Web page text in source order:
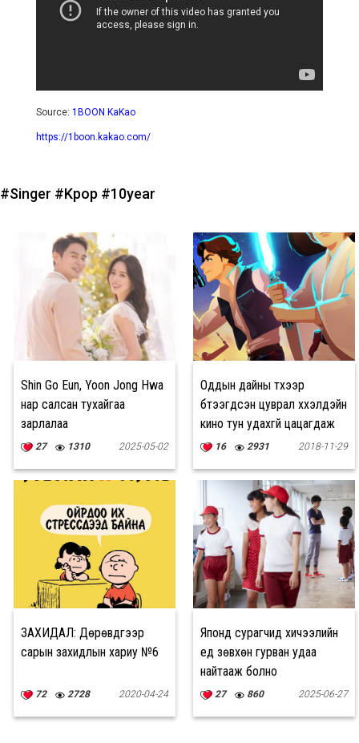
Source: 1BOON KaKao
https://1boon.kakao.com/
#Singer #Kpop #10year
Shin Go Eun, Yoon Jong Hwa
нар салсан тухайгаа
зарлалаа
27 1310 2025-05-02
Оддын дайны түүхээр
бүтээгдсэн цуврал хүүхэлдэйн
кино тун удахгүй цацагдаж
эхэлнэ
16 2931 2018-11-29
ЗАХИДАЛ: Дөрөвдүгээр
сарын захидлын хариу №6
72 2728 2020-04-24
Японд сурагчид хичээлийн
үед зөвхөн гурван удаа
найтааж болно
27 860 2025-06-27